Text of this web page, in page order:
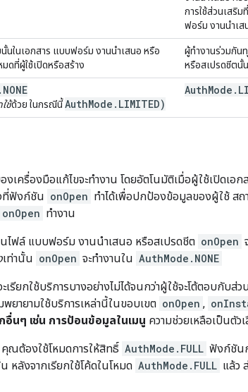
การใช้ส่วนเสริ
ฟอร์ม งานนำเ
นั้นในเอกสาร แบบฟอร์ม งานนำเสนอ หรือ
ดที่ผู้ใช้เปิดหรือสร้าง
ผู้ทำงานร่วมกัน
หรือสเปรดชีตนั้น
. NONE
ใช้ด้วย ในกรณีนี้AuthMode . LIMITED)
AuthMode .
เครื่องมือแก้ไขจะทํางาน โดยอัตโนมัติเมื่อผู้ใช้เปิดเอ
ที่ฟังก์ชัน onOpen ทำได้เพื่อปกป้องข้อมูลของผู้ใช้ สถ
onOpen ทำงาน
ไฟล์ แบบฟอร์ม งานนำเสนอ หรือสเปรดชีต onOpen
เท่านั้น onOpen จะทำงานใน AuthMode.NONE
เรียกใช้บริการบางอย่างไม่ได้จนกว่าผู้ใช้จะโต้ตอบกับส่
ายามใช้บริการเหล่านี้ในขอบเขต onOpen ,
อื่นๆ เช่น การป้อนข้อมูลในเมนู ความช่วยเหลือเป็นตัว
คุณต้องใช้โหมดการให้สิทธิ์ AuthMode.FULL ฟังก์ชัน
หลังจากเรียกใช้โค้ดในโหมด AuthMode.FULL แล้ว